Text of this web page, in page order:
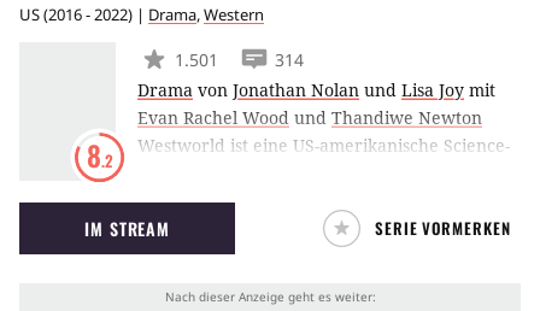
US(2016 - 2022) | Drama,Western
8.2
1.501
314
Drama von Jonathan Nolan und Lisa Joy mit
Evan Rachel Wood und Thandiwe Newton
Westworld ist eine US-amerikanische Science-
auf dem gleichnamigen Kinofilm aus dem Jahr
1973 basiert. Die Geschichte dreht sich um
einen futuristischen Vergnügungspark, der
IM STREAM SERIE VORMERKEN